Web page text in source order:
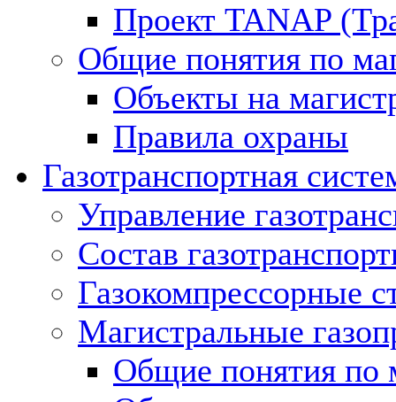
Проект TANAP
Общие понятия по
Объекты на
Правила охраны
Газотранспортная
Управление
Состав
Газокомпрессорные
Магистральные
Общие понятия по